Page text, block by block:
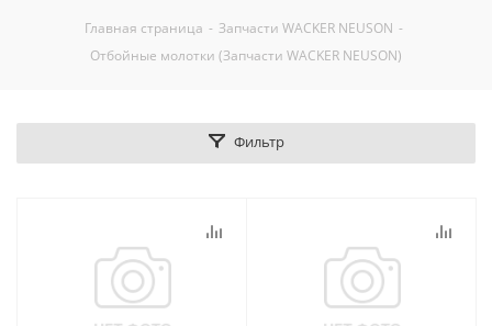
Главная страница - Запчасти WACKER NEUSON -
Отбойные молотки (Запчасти WACKER NEUSON)
Фильтр